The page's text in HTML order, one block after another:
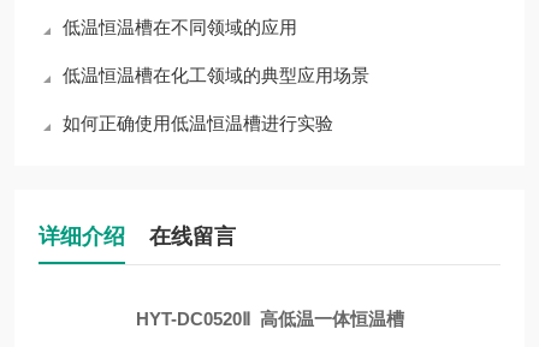
低温恒温槽在不同领域的应用
低温恒温槽在化工领域的典型应用场景
如何正确使用低温恒温槽进行实验
详细介绍 在线留言
HYT-DC0520Ⅱ 高低温一体恒温槽